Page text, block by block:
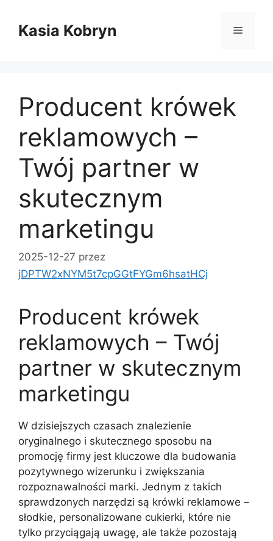
treściKasia Kobryn Menu
Producent krówek
reklamowych –
Twój partner w
skutecznym
marketingu
2025-12-27 przez
jDPTW2xNYM5t7cpGGtFYGm6hsatHCj
Producent krówek
reklamowych – Twój
partner w skutecznym
marketingu
W dzisiejszych czasach znalezienie
oryginalnego i skutecznego sposobu na
promocję firmy jest kluczowe dla budowania
pozytywnego wizerunku i zwiększania
rozpoznawalności marki. Jednym z takich
sprawdzonych narzędzi są krówki reklamowe –
słodkie, personalizowane cukierki, które nie
tylko przyciągają uwagę, ale także pozostają